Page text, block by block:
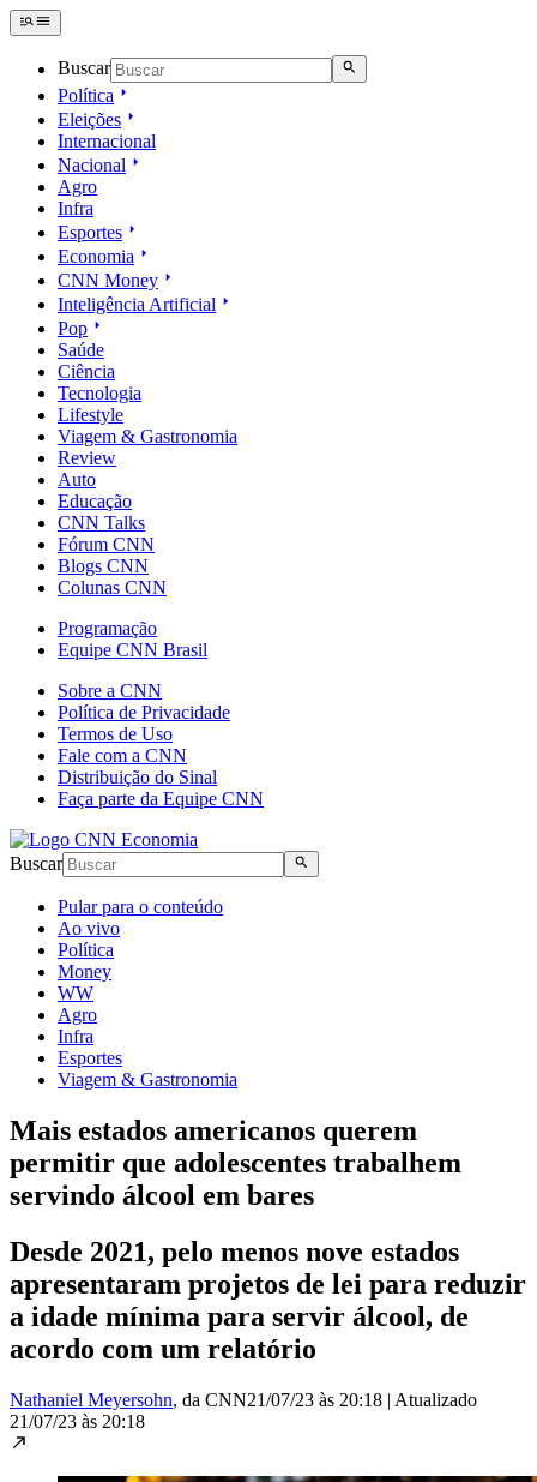
Buscar
Política
Eleições
Internacional
Nacional
Agro
Infra
Esportes
Economia
CNN Money
Inteligência Artificial
Pop
Saúde
Ciência
Tecnologia
Lifestyle
Viagem & Gastronomia
Review
Auto
Educação
CNN Talks
Fórum CNN
Blogs CNN
Colunas CNN
Programação
Equipe CNN Brasil
Sobre a CNN
Política de Privacidade
Termos de Uso
Fale com a CNN
Distribuição do Sinal
Faça parte da Equipe CNN
Buscar
Pular para o conteúdo
Ao vivo
Política
Money
WW
Agro
Infra
Esportes
Viagem & Gastronomia
Mais estados americanos querem
permitir que adolescentes trabalhem
servindo álcool em bares
Desde 2021, pelo menos nove estados
apresentaram projetos de lei para reduzir
a idade mínima para servir álcool, de
acordo com um relatório
Nathaniel Meyersohn, da CNN21/07/23 às 20:18 | Atualizado
21/07/23 às 20:18